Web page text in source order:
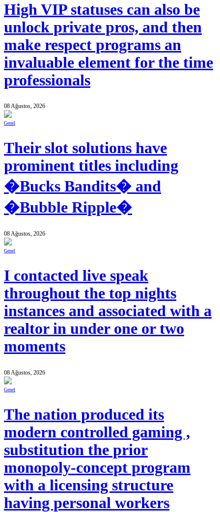
High VIP statuses can also be
unlock private pros, and then
make respect programs an
invaluable element for the time
professionals
08 Ağustos, 2026
Genel
Their slot solutions have
prominent titles including
�Bucks Bandits� and
�Bubble Ripple�
08 Ağustos, 2026
Genel
I contacted live speak
throughout the top nights
instances and associated with a
realtor in under one or two
moments
08 Ağustos, 2026
Genel
The nation produced its
modern controlled gaming ,
substitution the prior
monopoly-concept program
with a licensing structure
having personal workers